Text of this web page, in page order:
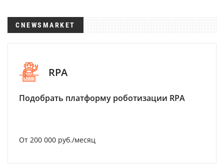
CNEWSMARKET
RPA
Подобрать платформу роботизации RPA
От 200 000 руб./месяц